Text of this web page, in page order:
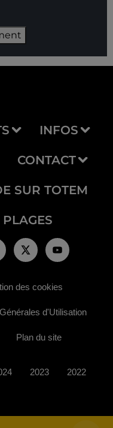
INFOS
CONTACT
SUR TOTEM
des cookies
d'Utilisation
Plan du site
2023 2022